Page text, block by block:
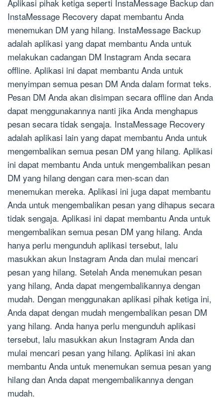
Aplikasi pihak ketiga seperti InstaMessage Backup dan
InstaMessage Recovery dapat membantu Anda
menemukan DM yang hilang. InstaMessage Backup
adalah aplikasi yang dapat membantu Anda untuk
melakukan cadangan DM Instagram Anda secara
offline. Aplikasi ini dapat membantu Anda untuk
menyimpan semua pesan DM Anda dalam format teks.
Pesan DM Anda akan disimpan secara offline dan Anda
dapat menggunakannya nanti jika Anda menghapus
pesan secara tidak sengaja. InstaMessage Recovery
adalah aplikasi lain yang dapat membantu Anda untuk
mengembalikan semua pesan DM yang hilang. Aplikasi
ini dapat membantu Anda untuk mengembalikan pesan
DM yang hilang dengan cara men-scan dan
menemukan mereka. Aplikasi ini juga dapat membantu
Anda untuk mengembalikan pesan yang dihapus secara
tidak sengaja. Aplikasi ini dapat membantu Anda untuk
mengembalikan semua pesan DM yang hilang. Anda
hanya perlu mengunduh aplikasi tersebut, lalu
masukkan akun Instagram Anda dan mulai mencari
pesan yang hilang. Setelah Anda menemukan pesan
yang hilang, Anda dapat mengembalikannya dengan
mudah. Dengan menggunakan aplikasi pihak ketiga ini,
Anda dapat dengan mudah mengembalikan pesan DM
yang hilang. Anda hanya perlu mengunduh aplikasi
tersebut, lalu masukkan akun Instagram Anda dan
mulai mencari pesan yang hilang. Aplikasi ini akan
membantu Anda untuk menemukan semua pesan yang
hilang dan Anda dapat mengembalikannya dengan
mudah.